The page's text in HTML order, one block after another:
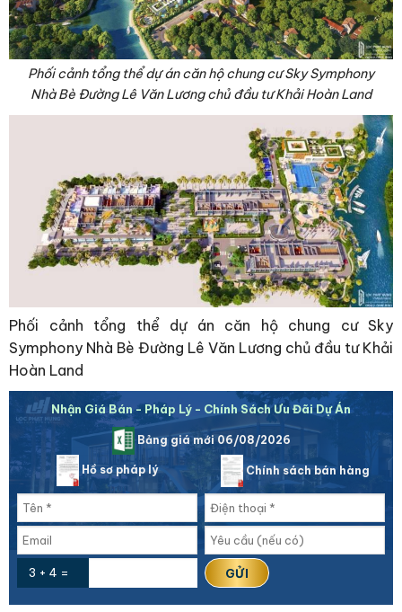
Phối cảnh tổng thể dự án căn hộ chung cư Sky Symphony
Nhà Bè Đường Lê Văn Lương chủ đầu tư Khải Hoàn Land
Phối cảnh tổng thể dự án căn hộ chung cư Sky
Symphony Nhà Bè Đường Lê Văn Lương chủ đầu tư Khải
Hoàn Land
Nhận Giá Bán - Pháp Lý - Chính Sách Ưu Đãi Dự Án
Bảng giá mới 06/08/2026
Hồ sơ pháp lý Chính sách bán hàng
3 + 4 =